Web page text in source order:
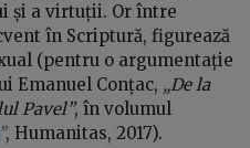
și a virtuții. Or între
în Scriptură, figurează
(pentru o argumentație
Emanuel Conțac, „De la
Pavel”, în volumul
, Humanitas, 2017).